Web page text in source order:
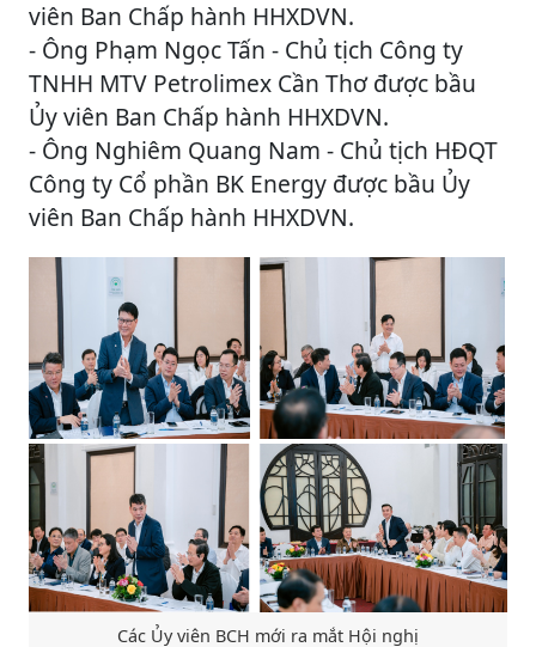
viên Ban Chấp hành HHXDVN.
- Ông Phạm Ngọc Tấn - Chủ tịch Công ty
TNHH MTV Petrolimex Cần Thơ được bầu
Ủy viên Ban Chấp hành HHXDVN.
- Ông Nghiêm Quang Nam - Chủ tịch HĐQT
Công ty Cổ phần BK Energy được bầu Ủy
viên Ban Chấp hành HHXDVN.
Các Ủy viên BCH mới ra mắt Hội nghị